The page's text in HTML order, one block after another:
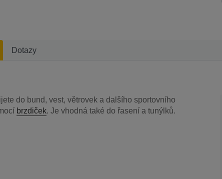
Dotazy
do bund, vest, větrovek a dalšího sportovního
brzdiček. Je vhodná také do řasení a tunýlků.